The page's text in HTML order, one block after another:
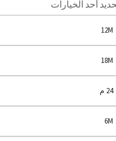
12M
18M
24 م
6M